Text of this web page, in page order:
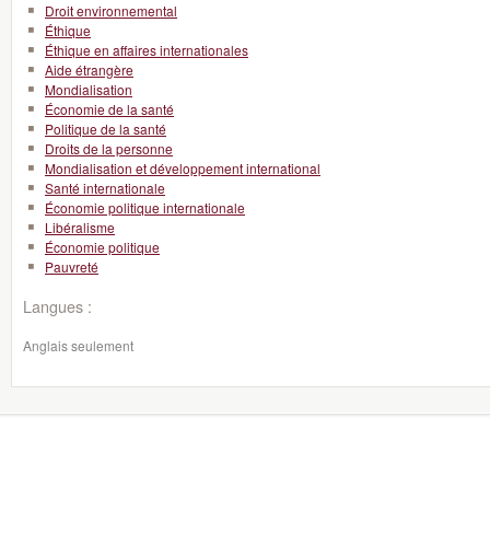
Droit environnemental
Éthique
Éthique en affaires internationales
Aide étrangère
Mondialisation
Économie de la santé
Politique de la santé
Droits de la personne
Mondialisation et développement international
Santé internationale
Économie politique internationale
Libéralisme
Économie politique
Pauvreté
Langues :
Anglais seulement